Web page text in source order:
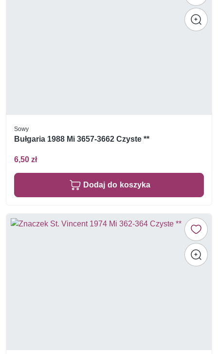
Sowy
Bułgaria 1988 Mi 3657-3662 Czyste **
6,50 zł
Dodaj do koszyka